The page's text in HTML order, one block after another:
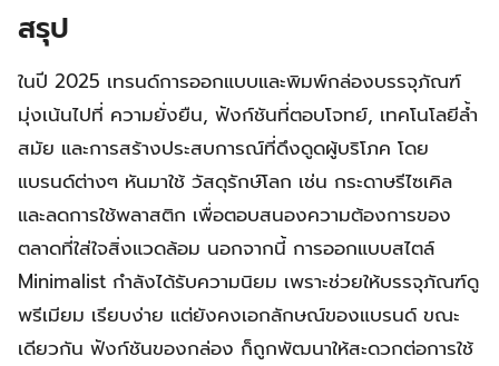
สรุป
ในปี 2025 เทรนด์การออกแบบและพิมพ์กล่องบรรจุภัณฑ์
มุ่งเน้นไปที่ ความยั่งยืน, ฟังก์ชันที่ตอบโจทย์, เทคโนโลยีล้ำ
สมัย และการสร้างประสบการณ์ที่ดึงดูดผู้บริโภค โดย
แบรนด์ต่างๆ หันมาใช้ วัสดุรักษ์โลก เช่น กระดาษรีไซเคิล
และลดการใช้พลาสติก เพื่อตอบสนองความต้องการของ
ตลาดที่ใส่ใจสิ่งแวดล้อม นอกจากนี้ การออกแบบสไตล์
Minimalist กำลังได้รับความนิยม เพราะช่วยให้บรรจุภัณฑ์ดู
พรีเมียม เรียบง่าย แต่ยังคงเอกลักษณ์ของแบรนด์ ขณะ
เดียวกัน ฟังก์ชันของกล่อง ก็ถูกพัฒนาให้สะดวกต่อการใช้